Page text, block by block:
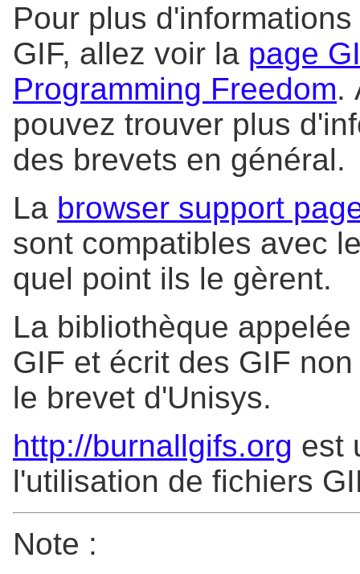
Pour plus
GIF, allez voir la page
Programming Freedom.
pouvez trouver plus
des brevets en général.
La browser support
sont compatibles avec
quel point ils le gèrent.
La bibliothèque appelée
GIF et écrit des GIF
le brevet d'Unisys.
http://burnallgifs.org est
l'utilisation de fichiers
Note :